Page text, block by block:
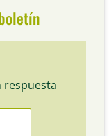
respuesta